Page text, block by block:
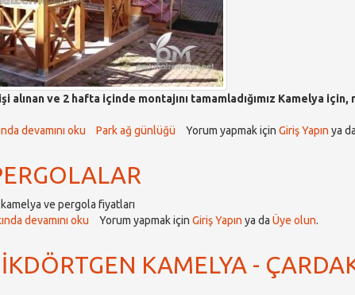
alınan ve 2 hafta içinde montajını tamamladığımız Kamelya
devamını oku Park ağ günlüğü Yorum yapmak için Giriş Yapın ya da
ve pergola fiyatları
devamını oku Yorum yapmak için Giriş Yapın ya da Üye olun.
KAMELYA -